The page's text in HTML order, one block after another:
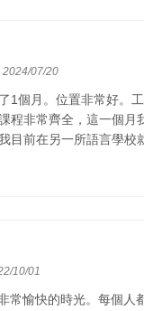
07/20
1個月。位置非常好。
程非常齊全，這一個月
目前在另一所語言學校
10/01
常愉快的時光。每個人